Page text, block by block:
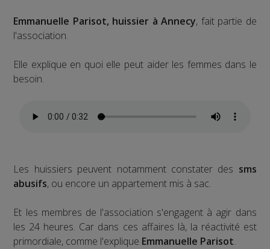
Emmanuelle Parisot, huissier à Annecy, fait partie de
l'association.
Elle explique en quoi elle peut aider les femmes dans le
besoin.
Les huissiers peuvent notamment constater des sms
abusifs, ou encore un appartement mis à sac.
Et les membres de l'association s'engagent à agir dans
les 24 heures. Car dans ces affaires là, la réactivité est
primordiale, comme l'explique Emmanuelle Parisot.